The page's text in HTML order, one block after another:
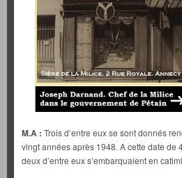
M.A : Trois d’entre eux se sont donnés
vingt années après 1948. A cette date de
deux d’entre eux s’embarquaient en